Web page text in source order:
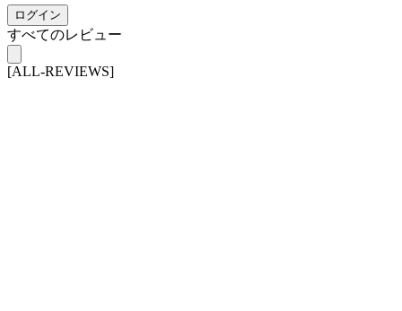
ログイン
すべてのレビュー
[ALL-REVIEWS]